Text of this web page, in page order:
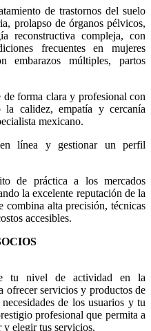
de trastornos del suelo
prolapso de órganos pélvicos,
reconstructiva compleja, con
frecuentes en mujeres
embarazos múltiples, partos
de forma clara y profesional con
la calidez, empatía y cercanía
mexicano.
línea y gestionar un perfil
de práctica a los mercados
la excelente reputación de la
combina alta precisión, técnicas
accesibles.
tu nivel de actividad en la
ofrecer servicios y productos de
de los usuarios y tu
profesional que permita a
y elegir tus servicios.